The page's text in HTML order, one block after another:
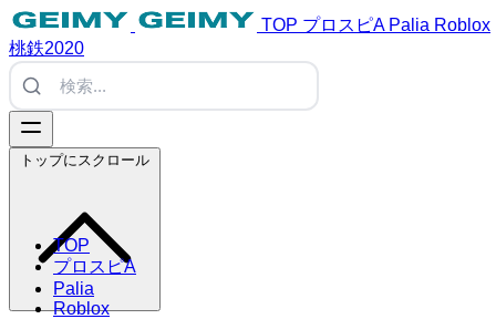
TOP プロスピA Palia Roblox
桃鉄2020
TOP
プロスピA
Palia
Roblox
トップにスクロール